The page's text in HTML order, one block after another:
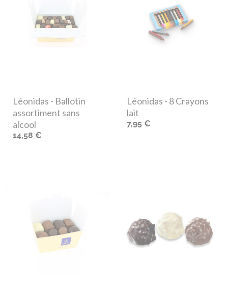
Léonidas - Ballotin
assortiment sans
alcool
14,58 €
Léonidas - 8 Crayons
lait
7,95 €